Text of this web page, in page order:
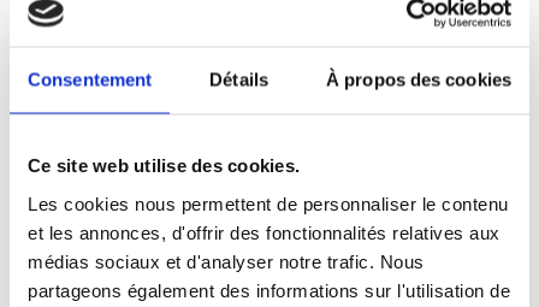
Consentement Détails À propos des cookies
Ce site web utilise des cookies.
Les cookies nous permettent de personnaliser le contenu
et les annonces, d'offrir des fonctionnalités relatives aux
médias sociaux et d'analyser notre trafic. Nous
partageons également des informations sur l'utilisation de
Produit labellisé LONGTIME® - Conçu pour durer
26,40 €/ TTC